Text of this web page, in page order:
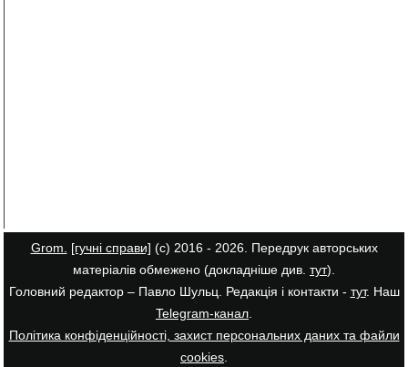
Grom. [гучні справи] (с) 2016 - 2026. Передрук авторських
матеріалів обмежено (докладніше див. тут).
Головний редактор – Павло Шульц. Редакція і контакти - тут. Наш
Telegram-канал
Політика конфіденційності, захист персональних даних та файли
cookies